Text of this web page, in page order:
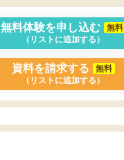
無料体験を申し込む
無料
（リストに追加する）
資料を請求する
無料
（リストに追加する）